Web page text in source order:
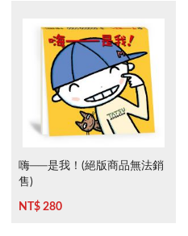
嗨──是我！(絕版商品無法銷
售)
NT$ 280